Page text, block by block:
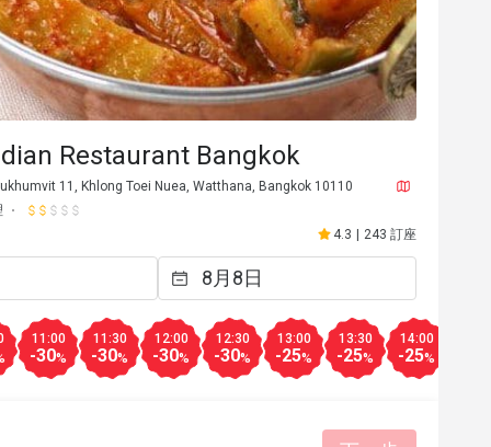
P
餐點美味 價位合理
Restaurant Bangkok
11, Khlong Toei Nuea, Watthana, Bangkok 10110
4.3 243 訂座
11:00
-30%
11:30
-30%
12:00
-30%
12:30
-30%
13:00
-25%
13:30
-25%
14:00
-25%